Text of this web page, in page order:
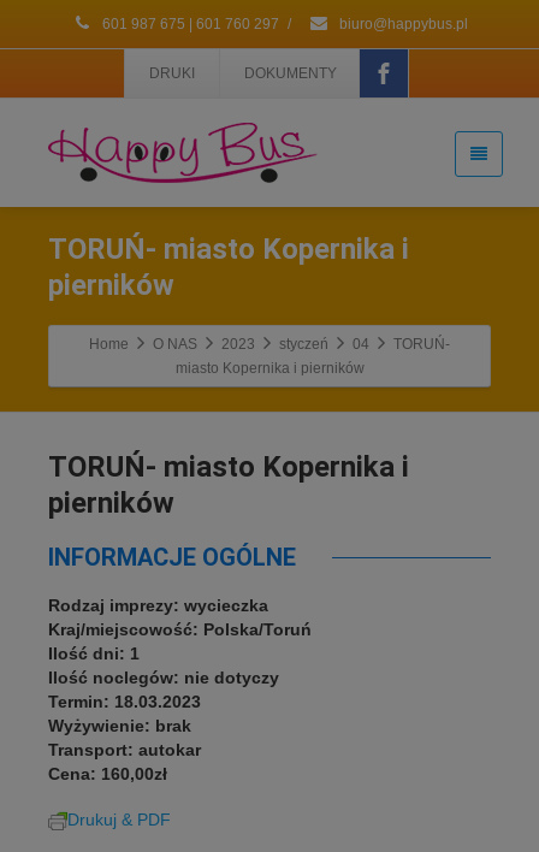
601 987 675 | 601 760 297 / biuro@happybus.pl
DRUKI DOKUMENTY
TORUŃ- miasto Kopernika i
pierników
Home O NAS 2023 styczeń 04
TORUŃ-
miasto Kopernika i pierników
TORUŃ- miasto Kopernika i
pierników
INFORMACJE OGÓLNE
Rodzaj imprezy: wycieczka
Kraj/miejscowość: Polska/Toruń
Ilość dni: 1
Ilość noclegów: nie dotyczy
Termin: 18.03.2023
Wyżywienie: brak
Transport: autokar
Cena: 160,00zł
Drukuj & PDF